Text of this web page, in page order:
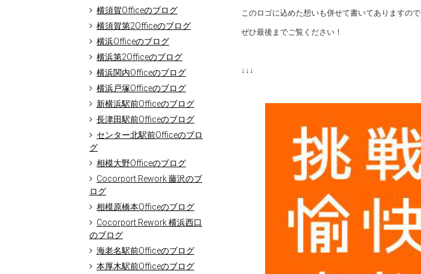
横須賀Officeのブログ
横須賀第2Officeのブログ
横浜Officeのブログ
横浜第2Officeのブログ
横浜関内Officeのブログ
横浜戸塚Officeのブログ
新横浜駅前Officeのブログ
長津田駅前Officeのブログ
センター北駅前Officeのブロ
グ
相模大野Officeのブログ
Cocorport Rework 藤沢のブ
ログ
相模原橋本Officeのブログ
Cocorport Rework 横浜西口
のブログ
海老名駅前Officeのブログ
本厚木駅前Officeのブログ
このロゴに込めた想いも併せて書いてありますので
ぜひ最後までご覧ください！
↓↓↓